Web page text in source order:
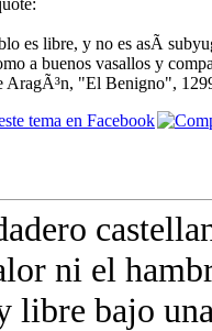
es libre, y no es asÃ­
a buenos vasallos y
AragÃ³n, "El Benigno",
ni el
libre bajo